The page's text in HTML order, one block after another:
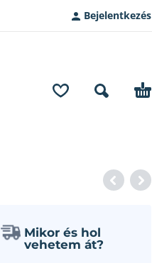
Bejelentkezés
Mikor és hol
vehetem át?